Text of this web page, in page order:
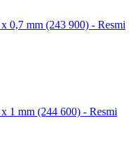
0,7 mm (243 900) - Resmi
1 mm (244 600) - Resmi